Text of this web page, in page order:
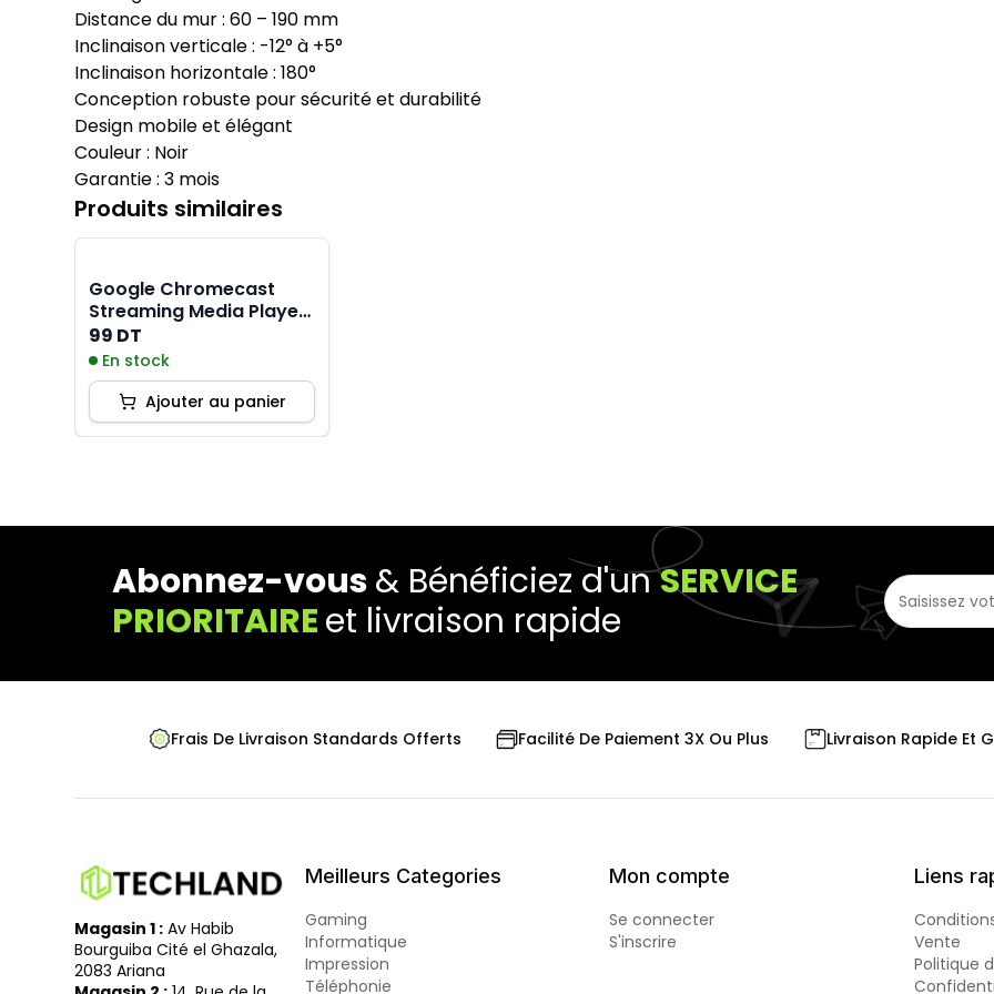
Distance du mur : 60 – 190 mm
Inclinaison verticale : -12° à +5°
Inclinaison horizontale : 180°
Conception robuste pour sécurité et durabilité
Design mobile et élégant
Couleur : Noir
Garantie : 3 mois
Produits similaires
Google Chromecast
Streaming Media Player
- Noir
99 DT
En stock
Ajouter au panier
Abonnez-vous& Bénéficiez d'unSERVICE
PRIORITAIREet livraison rapide
Frais De Livraison Standards Offerts Facilité De Paiement 3X Ou Plus Livraison Rapide Et
Magasin 1 : Av Habib
Bourguiba Cité el Ghazala,
2083 Ariana
Meilleurs Categories
Gaming
Informatique
Impression
Téléphonie
Mon compte
Se connecter
S'inscrire
Liens
Vente
Politique